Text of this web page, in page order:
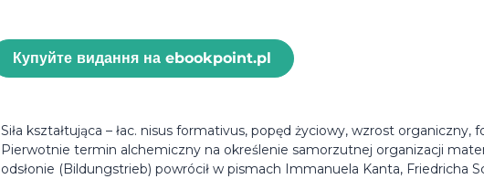
Купуйте видання на ebookpoint.pl
Siła kształtująca – łac. nisus formativus, popęd życiowy, wzrost organiczny,
Pierwotnie termin alchemiczny na określenie samorzutnej organizacji
odsłonie (Bildungstrieb) powrócił w pismach Immanuela Kanta, Friedricha